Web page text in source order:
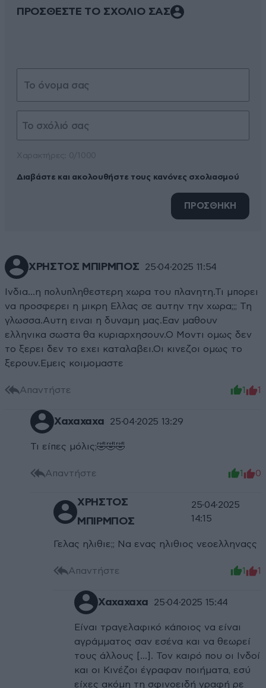
ΠΡΟΣΘΕΣΤΕ ΤΟ ΣΧΟΛΙΟ ΣΑΣ
Διαβάστε και ακολουθήστε τους κανόνες σχολιασμού
ΠΡΟΣΘΗΚΗ
ΧΡΗΣΤΟΣ ΜΠΙΡΜΠΟΣ 25·04·2025 11:54
Ινδια...η πολυπληθεστερη χωρα του πλανητη.Τι μπορει
να προσφερει η μικρη Ελλας σε αυτην την χωρα;;; Τη
γλωσσα.Αυτη ειναι η δυναμη μας.Εαν μαθουν
ελληνικα σωστα θα κυριαρχησουν.Ο Μοντι ομως δεν
το ξερει δεν το εχει καταλαβει.Οι κινεζοι ομως το
ξερουν.Εμεις κοιμομαστε
Απαντήστε 1 1
Χαχαχαχα 25·04·2025 13:29
Τι είπες μόλις;🤣🤣🤣
Απαντήστε 1 0
ΧΡΗΣΤΟΣ
ΜΠΙΡΜΠΟΣ
25·04·2025
14:15
Γελας ηλιθιε;; Να ενας ηλιθιος νεοελληναςς
Απαντήστε 1 1
Χαχαχαχα 25·04·2025 15:44
Είναι τραγελαφικό κάποιος να είναι
αγράμματος σαν εσένα και να θεωρεί
τους άλλους [...]. Τον καιρό που οι Ινδοί
και οι Κινέζοι έγραφαν ποιήματα, εσύ
είχες ακόμη τη σφινοειδή γραφή ρε